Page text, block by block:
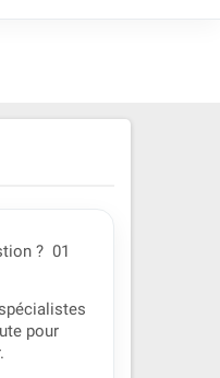
? 01
pour